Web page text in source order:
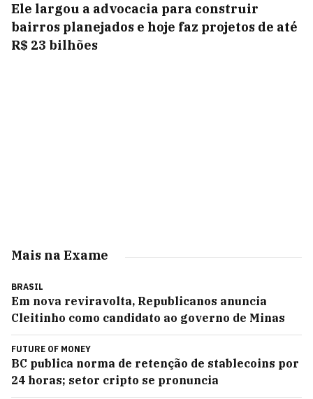
Ele largou a advocacia para construir
bairros planejados e hoje faz projetos de até
R$ 23 bilhões
Mais na Exame
BRASIL
Em nova reviravolta, Republicanos anuncia
Cleitinho como candidato ao governo de Minas
FUTURE OF MONEY
BC publica norma de retenção de stablecoins por
24 horas; setor cripto se pronuncia